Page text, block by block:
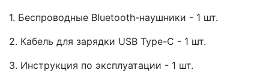
1. Беспроводные Bluetooth-наушники - 1 шт.
2. Кабель для зарядки USB Type-C - 1 шт.
3. Инструкция по эксплуатации - 1 шт.